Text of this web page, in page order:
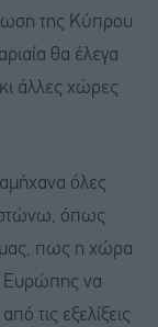
της Κύπρου
θα έλεγα
άλλες χώρες
όλες
όπως
μας, πως η χώρα
Ευρώπης να
τις εξελίξεις